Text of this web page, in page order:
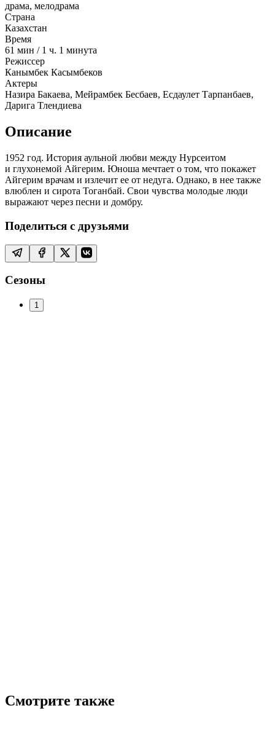
драма, мелодрама
Страна
Казахстан
Время
61 мин / 1 ч. 1 минута
Режиссер
Канымбек Касымбеков
Актеры
Назира Бакаева, Мейрамбек Бесбаев, Есдаулет Тарпанбаев,
Дарига Тлендиева
Описание
1952 год. История аульной любви между Нурсеитом
и глухонемой Айгерим. Юноша мечтает о том, что покажет
Айгерим врачам и излечит ее от недуга. Однако, в нее также
влюблен и сирота Тоганбай. Свои чувства молодые люди
выражают через песни и домбру.
Поделиться с друзьями
Сезоны
1
Смотрите также